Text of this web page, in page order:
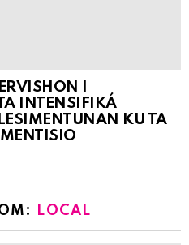
I
INTENSIFIKÁ
KU TA
LOCAL